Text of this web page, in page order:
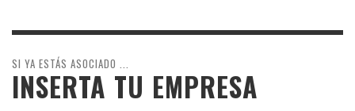
SI YA ESTÁS ASOCIADO ...
INSERTA TU EMPRESA